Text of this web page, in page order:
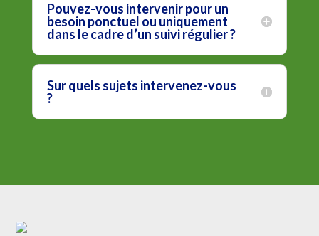
Pouvez-vous intervenir pour un
besoin ponctuel ou uniquement
dans le cadre d’un suivi régulier ?
Sur quels sujets intervenez-vous
?